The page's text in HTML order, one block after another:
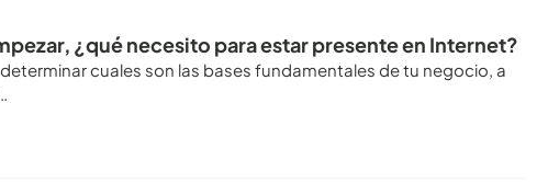
¿qué necesito para estar presente en Internet?
cuales son las bases fundamentales de tu negocio, a